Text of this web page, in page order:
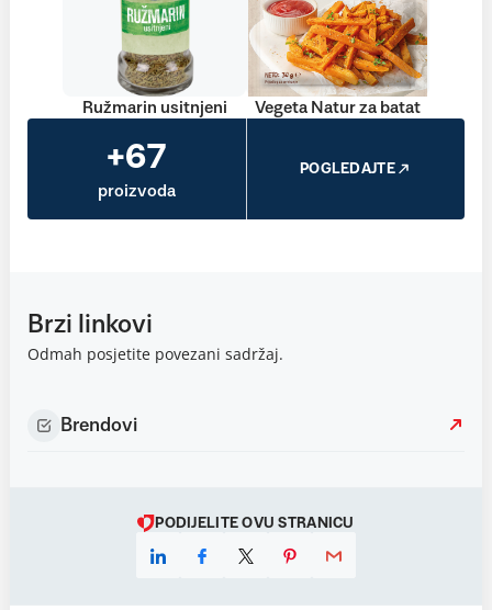
Ružmarin usitnjeni Vegeta Natur za batat
+67
proizvoda
POGLEDAJTE
Brzi linkovi
Odmah posjetite povezani sadržaj.
Brendovi
PODIJELITE OVU STRANICU